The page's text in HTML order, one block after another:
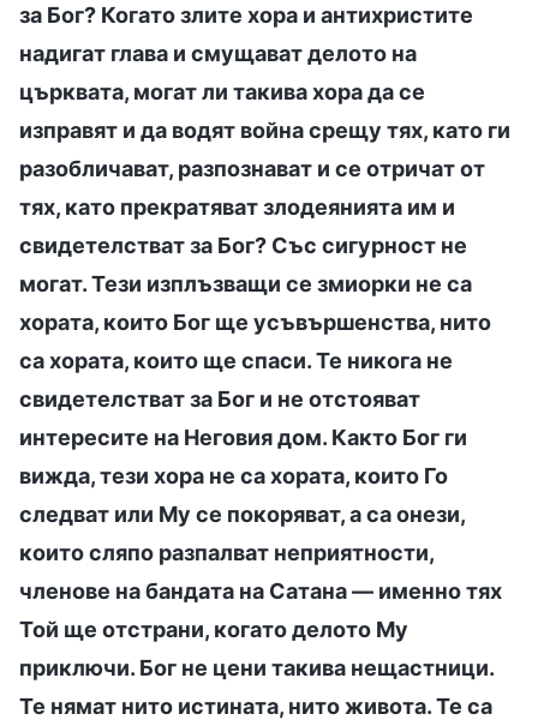
за Бог? Когато злите хора и антихристите
надигат глава и смущават делото на
църквата, могат ли такива хора да се
изправят и да водят война срещу тях, като ги
разобличават, разпознават и се отричат от
тях, като прекратяват злодеянията им и
свидетелстват за Бог? Със сигурност не
могат. Тези изплъзващи се змиорки не са
хората, които Бог ще усъвършенства, нито
са хората, които ще спаси. Те никога не
свидетелстват за Бог и не отстояват
интересите на Неговия дом. Както Бог ги
вижда, тези хора не са хората, които Го
следват или Му се покоряват, а са онези,
които сляпо разпалват неприятности,
членове на бандата на Сатана — именно тях
Той ще отстрани, когато делото Му
приключи. Бог не цени такива нещастници.
Те нямат нито истината, нито живота. Те са